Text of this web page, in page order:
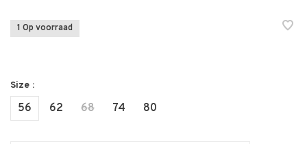
1 Op voorraad
Size :
56 62 68 74 80